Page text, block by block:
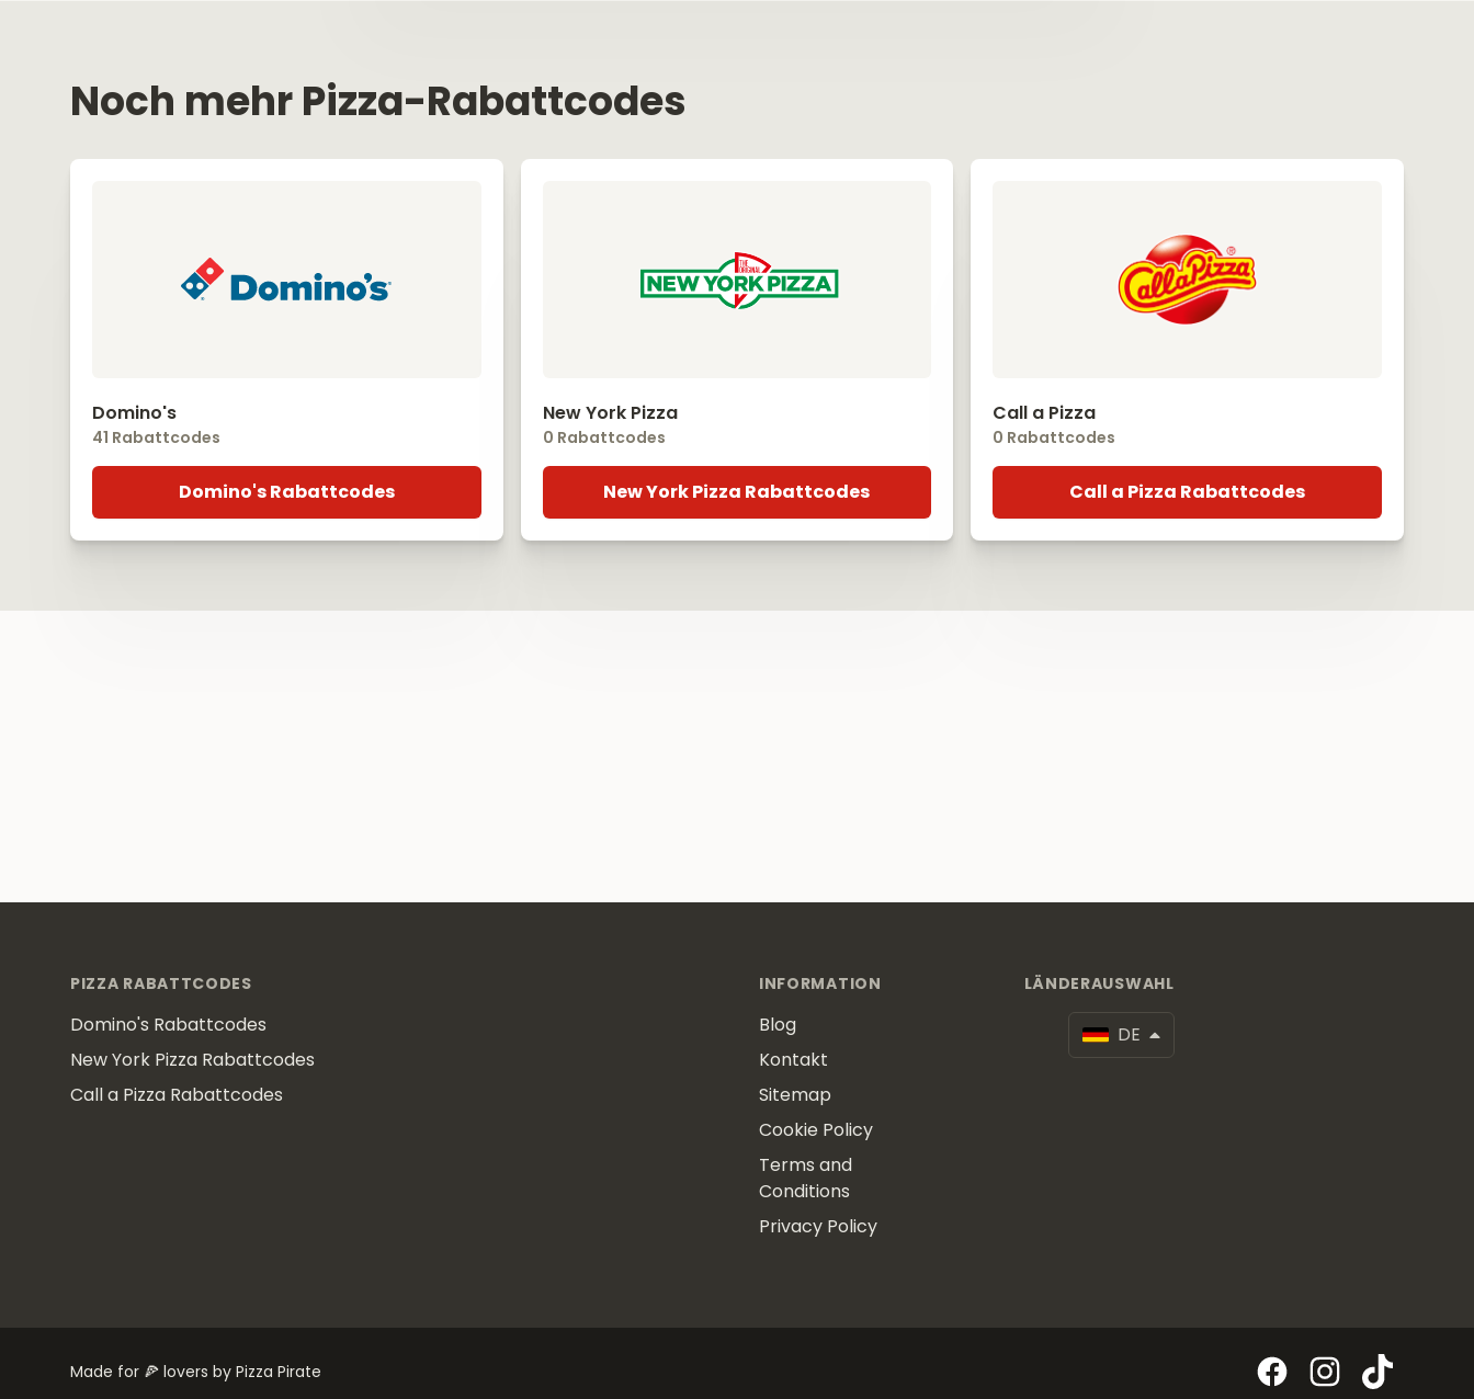
Noch mehr Pizza-Rabattcodes
Domino's
41 Rabattcodes
Domino's Rabattcodes
New York Pizza
0 Rabattcodes
New York Pizza Rabattcodes
Call a Pizza
0 Rabattcodes
Call a Pizza Rabattcodes
PIZZA RABATTCODES
Domino's Rabattcodes
New York Pizza Rabattcodes
Call a Pizza Rabattcodes
INFORMATION
Blog
Kontakt
Sitemap
Cookie Policy
Terms and
Conditions
Privacy Policy
LÄNDERAUSWAHL
DE
Made for 🍕 lovers by Pizza Pirate FacebookInstagram
TikTok